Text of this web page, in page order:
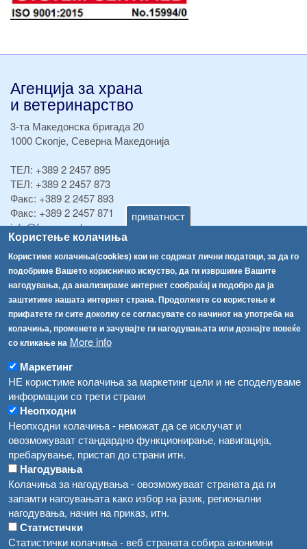
приватност
Користење колачиња
Користиме колачиња(cookies) кои не содржат лични податоци, за да го
подобриме Вашето корисничко искуство, да ги извршиме Вашите
нагодувања, да анализираме интернет сообраќај и подобро да ја
заштитиме нашата интернет страна. Продолжете со користење и
прифатете ги сите доколку се согласувате со начинот на употреба на
колачиња, променете и зачувајте ги нагодувањата или дознајте повеќе
со кликање на More info
Маркетинг
НЕ користиме колачиња за маркетинг цели и не споделуваме
информации со трети страни
Неопходни
Неопходни колачиња - неможат да се исклучат и
овозможуваат стандардно функционирање, навигација,
пребарување, пристап до страни итн.
Нагодувања
Колачиња за нагодувања - овозможуваат страната да ги
запамти нагоувањата како избор на јазик, регионални
нагодувања, начин на приказ, итн.
Статистички
Статистички колачиња - веб страната собира анонимни
Агенција за храна
и ветеринарство
3-та Македонска бригада 20
1000 Скопје, Северна Македонија
ТЕЛ: +389 2 2457 895
ТЕЛ: +389 2 2457 873
Факс: +389 2 2457 893
Факс: +389 2 2457 871
info@fva.gov.mk
[АХВ-претходна страна]
Соопштенија
Република Бугарија ги засили официјалните контроли при увоз на свежо овошје и зеленчук
Високите температури ризик од труење со храна, опасни се и за животните
Водата во Гостивар може да се користи како техничка, продолжува испораката на флаширана вода
Во Гостивар спроведени 70 вонредни контроли
Забраната за водата во Гостивар останува на сила, операторите да користат само технички безбедна вода
Навигација
Архива
Регистри
Обрасци
Огласи